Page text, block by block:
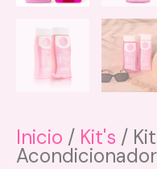
Inicio / Kit's /